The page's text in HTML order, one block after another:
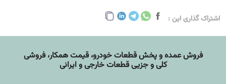
اشتراک گذاری این :
فروش عمده و پخش قطعات خودرو، قيمت همکار، فروشی
کلی و جزیی قطعات خارجی و ایرانی